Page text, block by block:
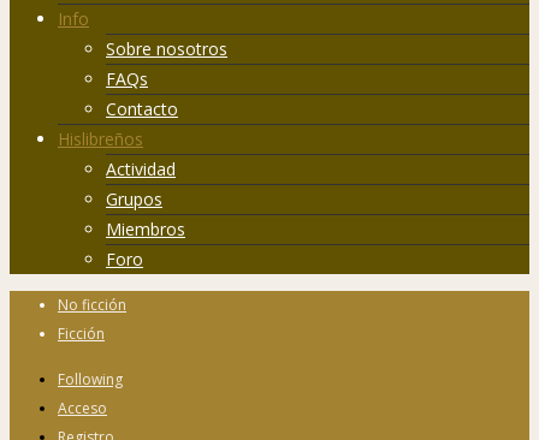
Info
Sobre nosotros
FAQs
Contacto
Hislibreños
Actividad
Grupos
Miembros
Foro
No ficción
Ficción
Following
Acceso